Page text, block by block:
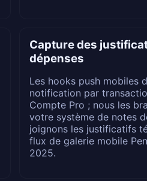
Capture des
dépenses
Les hooks push mobiles
notification par
Compte Pro ; nous les
votre système de notes
joignons les justificatifs
flux de galerie mobile
2025.